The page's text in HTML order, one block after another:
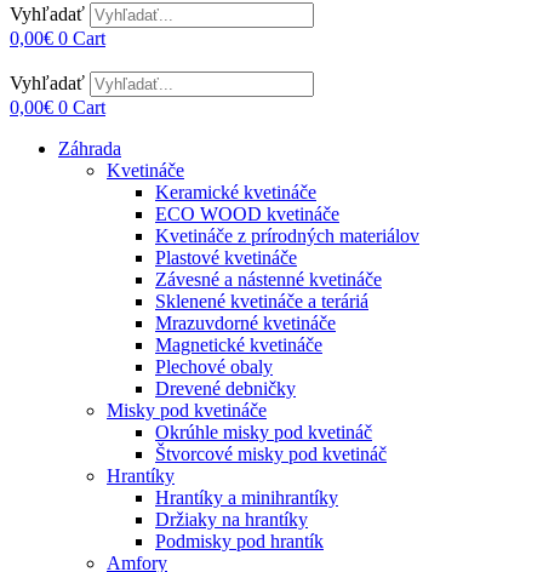
Vyhľadať
0,00€ 0 Cart
Vyhľadať
0,00€ 0 Cart
Záhrada
Kvetináče
Keramické kvetináče
ECO WOOD kvetináče
Kvetináče z prírodných materiálov
Plastové kvetináče
Závesné a nástenné kvetináče
Sklenené kvetináče a teráriá
Mrazuvdorné kvetináče
Magnetické kvetináče
Plechové obaly
Drevené debničky
Misky pod kvetináče
Okrúhle misky pod kvetináč
Štvorcové misky pod kvetináč
Hrantíky
Hrantíky a minihrantíky
Držiaky na hrantíky
Podmisky pod hrantík
Amfory